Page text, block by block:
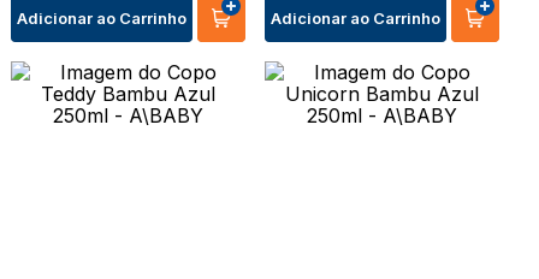
Adicionar ao Carrinho Adicionar ao Carrinho